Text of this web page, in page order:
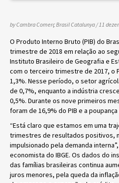
by Cambra Comerç Brasil Catalunya / 11
O Produto Interno Bruto (PIB) do
trimestre de 2018 em relação ao
Instituto Brasileiro de Geografia e
com o terceiro trimestre de 2017, o
1,3%. Nesse período, o setor
de 0,7%, enquanto a indústria
0,5%. Durante os nove primeiros
foram de 16,9% do PIB e a
“Está claro que estamos em uma
trimestres de resultados positivos,
impulsionado pela demanda i
economista do IBGE. Os dados do
das famílias brasileiras continua
juros menores, pela queda da